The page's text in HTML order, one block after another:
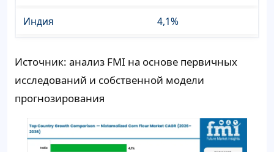
Индия 4,1%
Источник: анализ FMI на основе первичных
исследований и собственной модели
прогнозирования